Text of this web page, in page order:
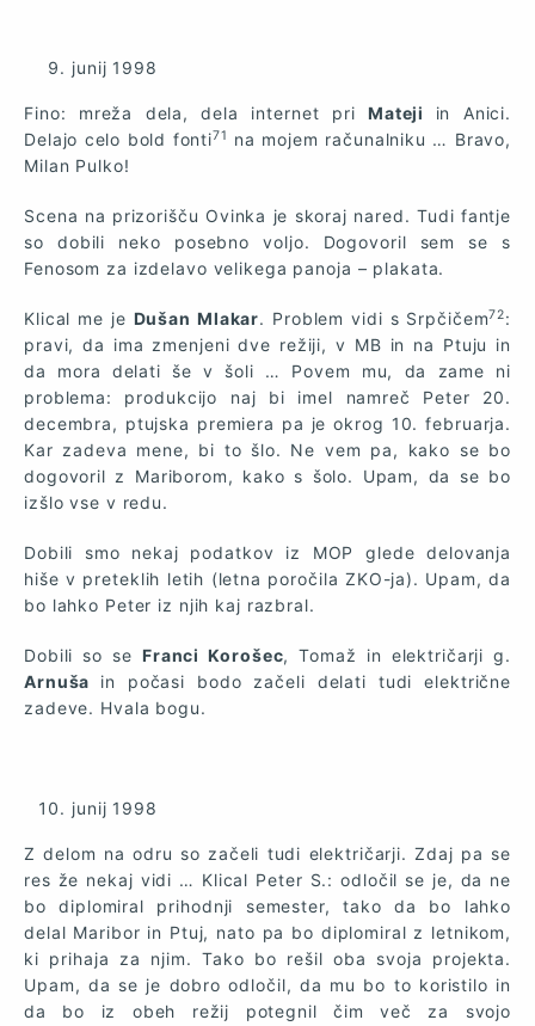
junij 1998
Fino: mreža dela, dela internet pri Mateji in Anici.
Delajo celo bold fonti71
na mojem računalniku … Bravo,
Milan Pulko!
Scena na prizorišču Ovinka je skoraj nared. Tudi fantje
so dobili neko posebno voljo. Dogovoril sem se s
Fenosom za izdelavo velikega panoja – plakata.
Klical me je Dušan Mlakar. Problem vidi s Srpčičem72:
pravi, da ima zmenjeni dve režiji, v MB in na Ptuju in
da mora delati še v šoli … Povem mu, da zame ni
problema: produkcijo naj bi imel namreč Peter 20.
decembra, ptujska premiera pa je okrog 10. februarja.
Kar zadeva mene, bi to šlo. Ne vem pa, kako se bo
dogovoril z Mariborom, kako s šolo. Upam, da se bo
izšlo vse v redu.
Dobili smo nekaj podatkov iz MOP glede delovanja
hiše v preteklih letih (letna poročila ZKO-ja). Upam, da
bo lahko Peter iz njih kaj razbral.
Dobili so se Franci Korošec, Tomaž in električarji g.
Arnuša in počasi bodo začeli delati tudi električne
zadeve. Hvala bogu.
junij 1998
Z delom na odru so začeli tudi električarji. Zdaj pa se
res že nekaj vidi … Klical Peter S.: odločil se je, da ne
bo diplomiral prihodnji semester, tako da bo lahko
delal Maribor in Ptuj, nato pa bo diplomiral z letnikom,
ki prihaja za njim. Tako bo rešil oba svoja projekta.
Upam, da se je dobro odločil, da mu bo to koristilo in
da bo iz obeh režij potegnil čim več za svojo